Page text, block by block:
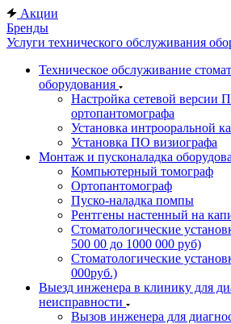
Акции
Бренды
Услуги технического обслуживания
Техническое обслуживание
оборудования
Настройка сетевой версии
ортопантомографа
Установка интрооральной
Установка ПО визиографа
Монтаж и пусконаладка
Компьютерный томограф
Ортопантомограф
Пуско-наладка помпы
Рентгены настенный на
Стоматологические
500 00 до 1000 000 руб)
Стоматологические
000руб.)
Выезд инженера в клинику для
неисправности
Вызов инженера для